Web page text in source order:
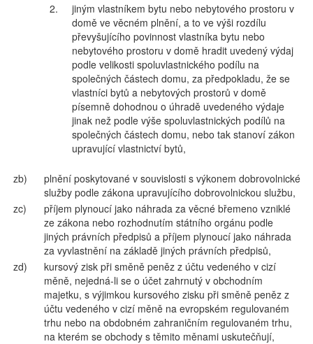
2.
jiným vlastníkem bytu nebo nebytového prostoru v
domě ve věcném plnění, a to ve výši rozdílu
převyšujícího povinnost vlastníka bytu nebo
nebytového prostoru v domě hradit uvedený výdaj
podle velikosti spoluvlastnického podílu na
společných částech domu, za předpokladu, že se
vlastníci bytů a nebytových prostorů v domě
písemně dohodnou o úhradě uvedeného výdaje
jinak než podle výše spoluvlastnických podílů na
společných částech domu, nebo tak stanoví zákon
upravující vlastnictví bytů,
zb)
plnění poskytované v souvislosti s výkonem dobrovolnické
služby podle zákona upravujícího dobrovolnickou službu,
zc)
příjem plynoucí jako náhrada za věcné břemeno vzniklé
ze zákona nebo rozhodnutím státního orgánu podle
jiných právních předpisů a příjem plynoucí jako náhrada
za vyvlastnění na základě jiných právních předpisů,
zd)
kursový zisk při směně peněz z účtu vedeného v cizí
měně, nejedná-li se o účet zahrnutý v obchodním
majetku, s výjimkou kursového zisku při směně peněz z
účtu vedeného v cizí měně na evropském regulovaném
trhu nebo na obdobném zahraničním regulovaném trhu,
na kterém se obchody s těmito měnami uskutečňují,